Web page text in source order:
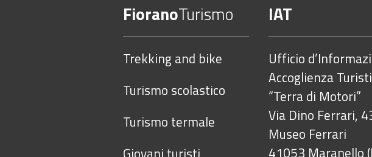
FioranoTurismo
Trekking and bike
Turismo scolastico
Turismo termale
Giovani turisti
IAT
Ufficio
Accoglienza
“Terra di Motori”
Via Dino Ferrari,
Museo Ferrari
41053 Maranello